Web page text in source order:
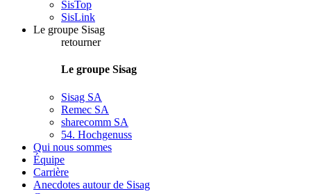
SisTop
SisLink
Le groupe Sisag
retourner
Le groupe Sisag
Sisag SA
Remec SA
sharecomm SA
54. Hochgenuss
Qui nous sommes
Équipe
Carrière
Anecdotes autour de Sisag